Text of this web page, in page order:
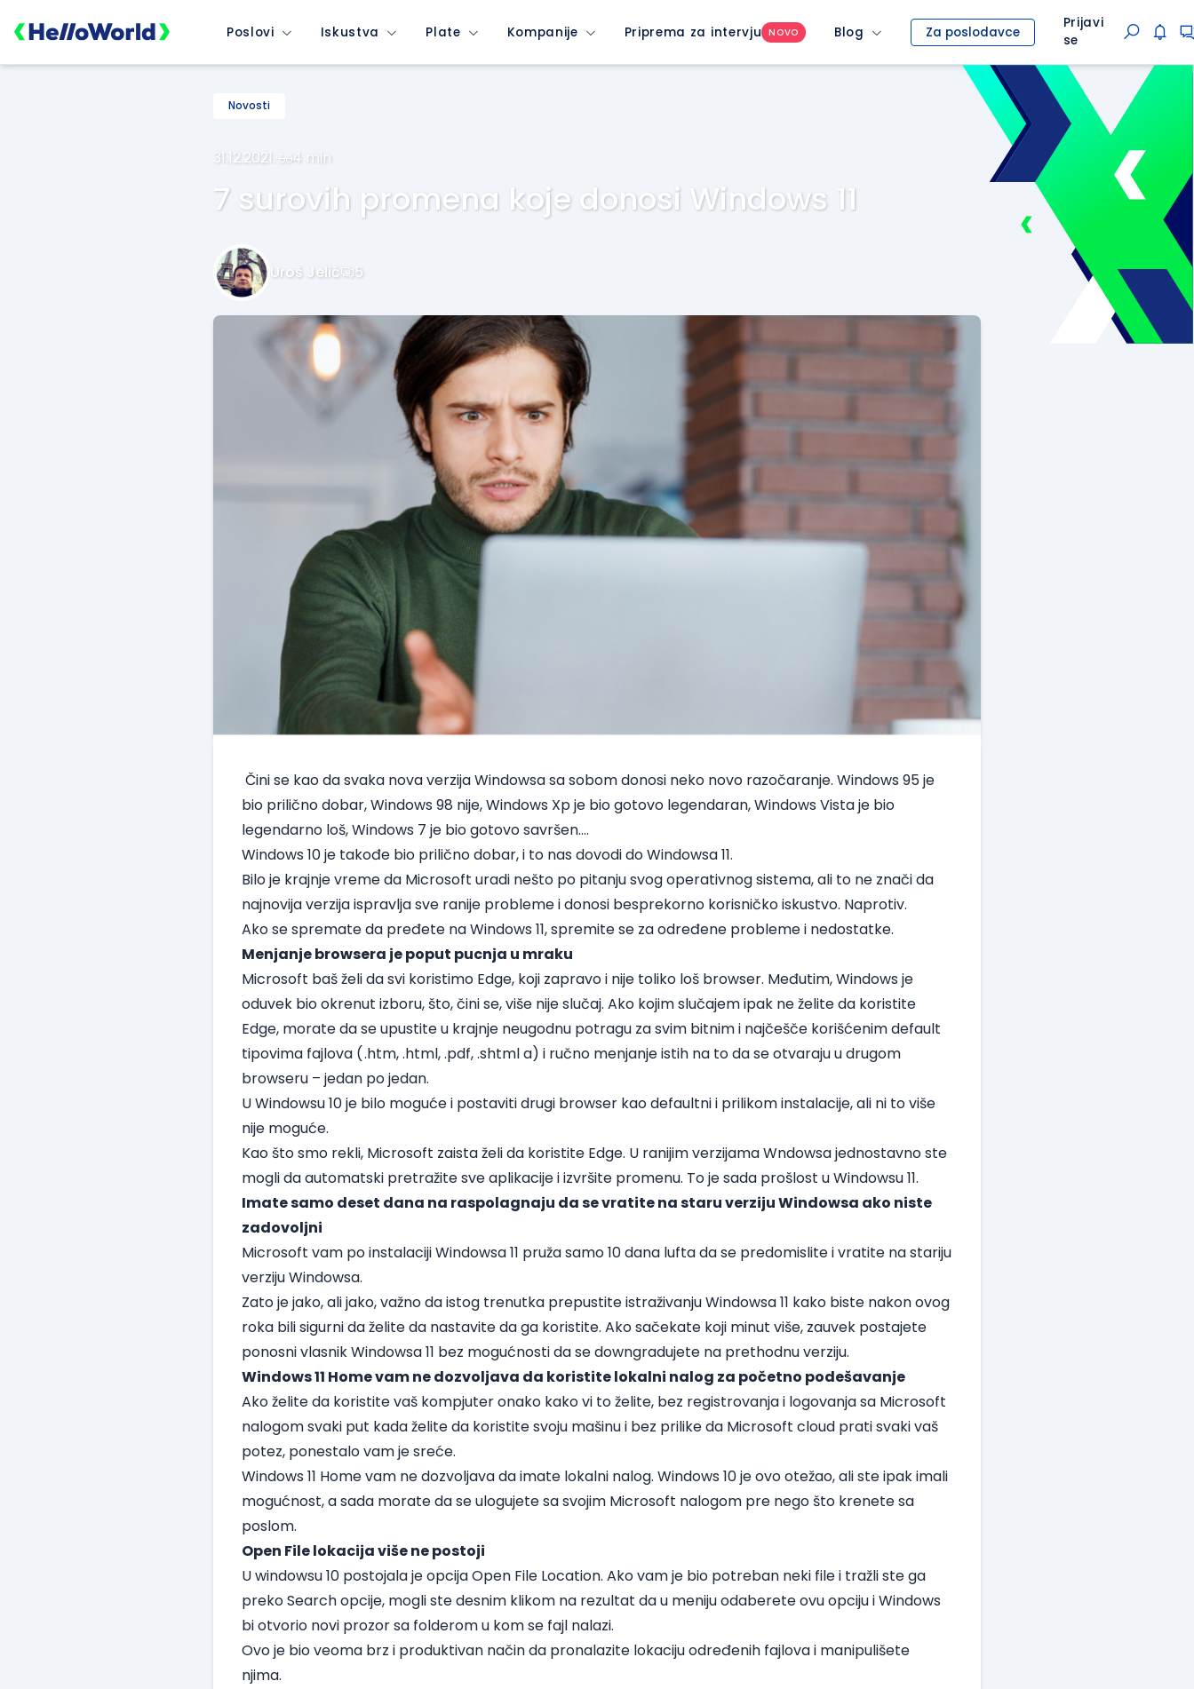
Poslovi Iskustva Plate Kompanije Priprema za intervju NOVO Blog Za poslodavce
Prijavi
se
Novosti
31.12.2021. 4 min
7 surovih promena koje donosi Windows 11
Uroš Jelić 5
Čini se kao da svaka nova verzija Windowsa sa sobom donosi neko novo razočaranje. Windows 95 je
bio prilično dobar, Windows 98 nije, Windows Xp je bio gotovo legendaran, Windows Vista je bio
legendarno loš, Windows 7 je bio gotovo savršen....
Windows 10 je takođe bio prilično dobar, i to nas dovodi do Windowsa 11.
Bilo je krajnje vreme da Microsoft uradi nešto po pitanju svog operativnog sistema, ali to ne znači da
najnovija verzija ispravlja sve ranije probleme i donosi besprekorno korisničko iskustvo. Naprotiv.
Ako se spremate da pređete na Windows 11, spremite se za određene probleme i nedostatke.
Menjanje browsera je poput pucnja u mraku
Microsoft baš želi da svi koristimo Edge, koji zapravo i nije toliko loš browser. Međutim, Windows je
oduvek bio okrenut izboru, što, čini se, više nije slučaj. Ako kojim slučajem ipak ne želite da koristite
Edge, morate da se upustite u krajnje neugodnu potragu za svim bitnim i najčešče korišćenim default
tipovima fajlova (.htm, .html, .pdf, .shtml a) i ručno menjanje istih na to da se otvaraju u drugom
browseru – jedan po jedan.
U Windowsu 10 je bilo moguće i postaviti drugi browser kao defaultni i prilikom instalacije, ali ni to više
nije moguće.
Kao što smo rekli, Microsoft zaista želi da koristite Edge. U ranijim verzijama Wndowsa jednostavno ste
mogli da automatski pretražite sve aplikacije i izvršite promenu. To je sada prošlost u Windowsu 11.
Imate samo deset dana na raspolagnaju da se vratite na staru verziju Windowsa ako niste
zadovoljni
Microsoft vam po instalaciji Windowsa 11 pruža samo 10 dana lufta da se predomislite i vratite na stariju
verziju Windowsa.
Zato je jako, ali jako, važno da istog trenutka prepustite istraživanju Windowsa 11 kako biste nakon ovog
roka bili sigurni da želite da nastavite da ga koristite. Ako sačekate koji minut više, zauvek postajete
ponosni vlasnik Windowsa 11 bez mogućnosti da se downgradujete na prethodnu verziju.
Windows 11 Home vam ne dozvoljava da koristite lokalni nalog za početno podešavanje
Ako želite da koristite vaš kompjuter onako kako vi to želite, bez registrovanja i logovanja sa Microsoft
nalogom svaki put kada želite da koristite svoju mašinu i bez prilike da Microsoft cloud prati svaki vaš
potez, ponestalo vam je sreće.
Windows 11 Home vam ne dozvoljava da imate lokalni nalog. Windows 10 je ovo otežao, ali ste ipak imali
mogućnost, a sada morate da se ulogujete sa svojim Microsoft nalogom pre nego što krenete sa
poslom.
Open File lokacija više ne postoji
U windowsu 10 postojala je opcija Open File Location. Ako vam je bio potreban neki file i tražli ste ga
preko Search opcije, mogli ste desnim klikom na rezultat da u meniju odaberete ovu opciju i Windows
bi otvorio novi prozor sa folderom u kom se fajl nalazi.
Ovo je bio veoma brz i produktivan način da pronalazite lokaciju određenih fajlova i manipulišete
njima.